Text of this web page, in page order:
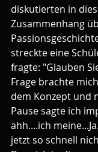
diskutierten in
Zusammenhang
streckte eine
fragte: "Glauben
Frage brachte
dem Konzept und
Pause sagte ich
ähh....ich
jetzt so schnell